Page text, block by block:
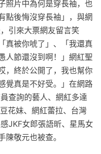
照片中為何是穿長袖，也
點後悔沒穿長袖」，與網
引來大票網友留言笑
真被你唬了」、「我還真
人節還沒到啊！」網紅聖
，終於公開了，我也幫你
覺真是不好受。」在網路
查詢的藝人、網紅多達
花妹、網紅蕾拉、台灣
JKF女郎張語昕、星馬女
敬元也被查。